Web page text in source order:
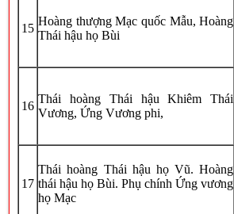
15
Hoàng thượng Mạc quốc Mẫu, Hoàng
Thái hậu họ Bùi
16
Thái hoàng Thái hậu Khiêm Thái
Vương, Ứng Vương phi,
17
Thái hoàng Thái hậu họ Vũ. Hoàng
thái hậu họ Bùi. Phụ chính Ứng vương
họ Mạc